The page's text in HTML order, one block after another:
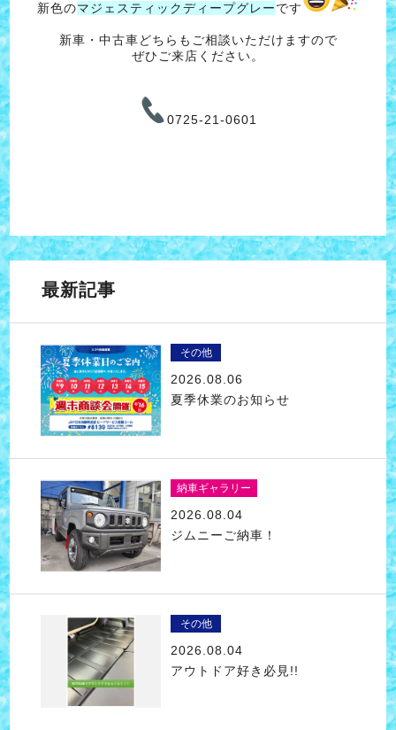
新色のマジェスティックディープグレーです
新車・中古車どちらもご相談いただけますので
ぜひご来店ください。
0725-21-0601
最新記事
その他
2026.08.06
夏季休業のお知らせ
納車ギャラリー
2026.08.04
ジムニーご納車！
その他
2026.08.04
アウトドア好き必見!!